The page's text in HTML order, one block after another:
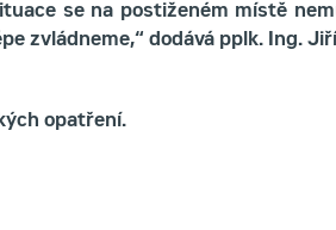
se na postiženém místě
zvládneme,“ dodává pplk. Ing.
opatření.